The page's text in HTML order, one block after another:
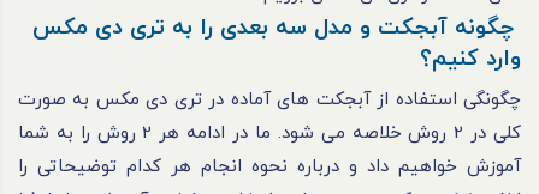
چگونه آبجکت و مدل سه‌ بعدی را به تری‌ دی مکس
وارد کنیم؟
چگونگی استفاده از آبجکت های آماده در تری دی مکس به‌ صورت
کلی در 2 روش خلاصه می‌ شود. ما در ادامه هر 2 روش را به شما
آموزش خواهیم داد و درباره نحوه انجام هر کدام توضیحاتی را